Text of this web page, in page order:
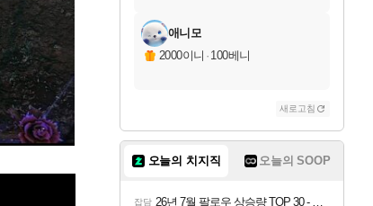
애니모
2000이니 · 100베니
새로고침
오늘의 치지직 오늘의 SOOP
잡담 26년 7월 팔로우 상승량 TOP 30 - 월간 치지직